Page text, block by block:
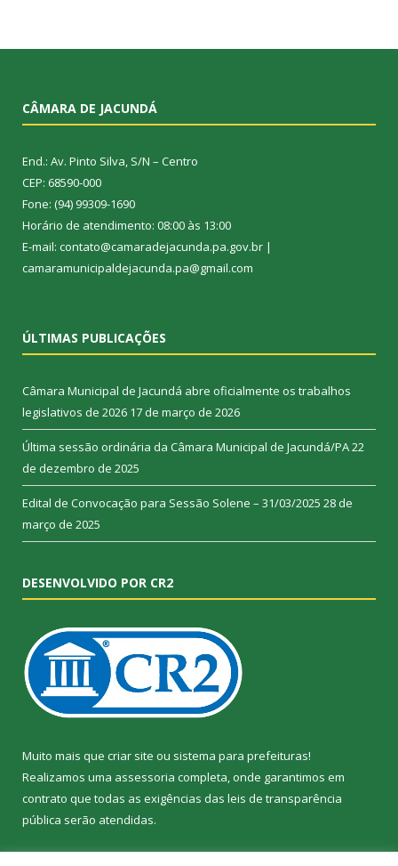
CÂMARA DE JACUNDÁ
End.: Av. Pinto Silva, S/N – Centro
CEP: 68590-000
Fone: (94) 99309-1690
Horário de atendimento: 08:00 às 13:00
E-mail: contato@camaradejacunda.pa.gov.br |
camaramunicipaldejacunda.pa@gmail.com
ÚLTIMAS PUBLICAÇÕES
Câmara Municipal de Jacundá abre oficialmente os trabalhos
legislativos de 2026 17 de março de 2026
Última sessão ordinária da Câmara Municipal de Jacundá/PA22
de dezembro de 2025
Edital de Convocação para Sessão Solene – 31/03/2025 28 de
março de 2025
DESENVOLVIDO POR CR2
Muito mais que criar site ou sistema para prefeituras!
Realizamos uma assessoria completa, onde garantimos em
contrato que todas as exigências das leis de transparência
pública serão atendidas.